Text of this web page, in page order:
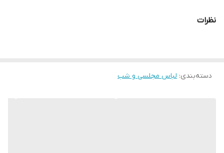
لطفا در ثبت سفارش سایز خود دقت نمایید
نظرات
دسته‌بندی: لباس مجلسی و شب